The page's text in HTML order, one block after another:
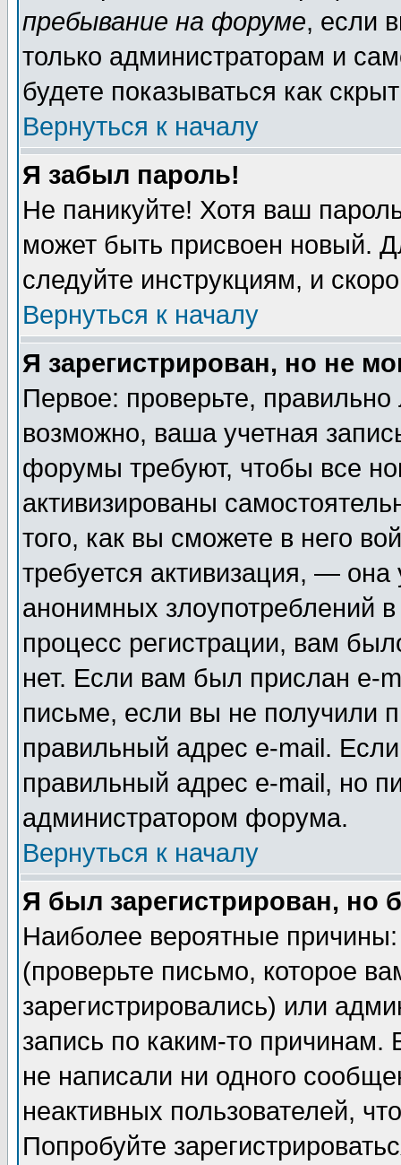
пребывание на форуме, если
только администраторам и
будете показываться как
Вернуться к началу
Я забыл пароль!
Не паникуйте! Хотя ваш
может быть присвоен новый.
следуйте инструкциям, и
Вернуться к началу
Я зарегистрирован, но не
Первое: проверьте,
возможно, ваша учетная
форумы требуют, чтобы все
активизированы
того, как вы сможете в него
требуется активизация, —
анонимных злоупотреблений
процесс регистрации, вам
нет. Если вам был прислан e-
письме, если вы не получили
правильный адрес e-mail.
правильный адрес e-mail, но
администратором форума.
Вернуться к началу
Я был зарегистрирован, но
Наиболее вероятные
(проверьте письмо, которое
зарегистрировались) или
запись по каким-то
не написали ни одного
неактивных пользователей,
Попробуйте